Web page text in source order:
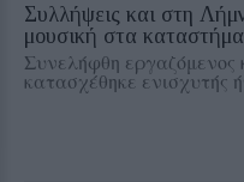
Συλλήψεις και στη
μουσική στα
Συνελήφθη εργαζόμενος
κατασχέθηκε ενισχυτής